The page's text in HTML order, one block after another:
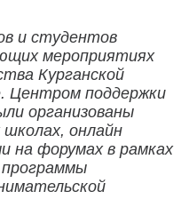
и студентов
мероприятиях
Курганской
Центром поддержки
организованы
онлайн
на форумах в рамках
программы